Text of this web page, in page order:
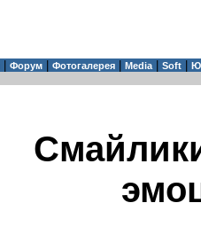
Форум Фотогалерея Media| Soft